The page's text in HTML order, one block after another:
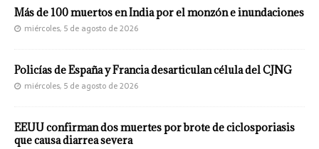
Más de 100 muertos en India por el monzón e inundaciones
miércoles, 5 de agosto de 2026
Policías de España y Francia desarticulan célula del CJNG
miércoles, 5 de agosto de 2026
EEUU confirman dos muertes por brote de ciclosporiasis
que causa diarrea severa